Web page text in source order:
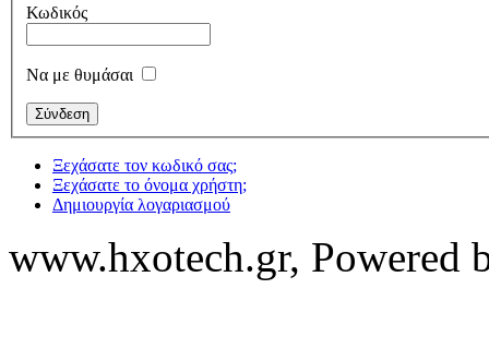
Κωδικός
Να με θυμάσαι
Ξεχάσατε τον κωδικό σας;
Ξεχάσατε το όνομα χρήστη;
Δημιουργία λογαριασμού
www.hxotech.gr, Powered